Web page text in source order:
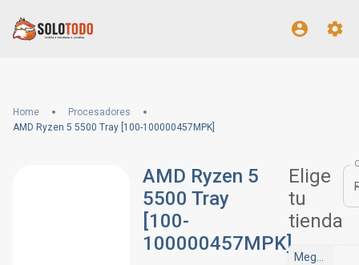
Home
Procesadores
AMD Ryzen 5 5500 Tray [100-100000457MPK]
AMD Ryzen 5
5500 Tray
[100-
100000457MPK]
Elige
tu
tienda
MegaBytes